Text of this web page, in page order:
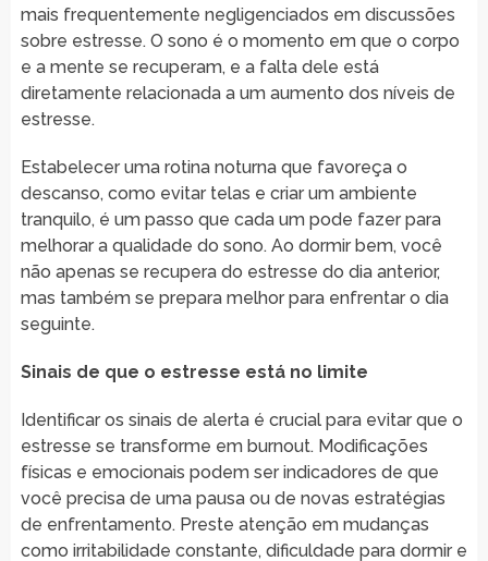
mais frequentemente negligenciados em discussões
sobre estresse. O sono é o momento em que o corpo
e a mente se recuperam, e a falta dele está
diretamente relacionada a um aumento dos níveis de
estresse.
Estabelecer uma rotina noturna que favoreça o
descanso, como evitar telas e criar um ambiente
tranquilo, é um passo que cada um pode fazer para
melhorar a qualidade do sono. Ao dormir bem, você
não apenas se recupera do estresse do dia anterior,
mas também se prepara melhor para enfrentar o dia
seguinte.
Sinais de que o estresse está no limite
Identificar os sinais de alerta é crucial para evitar que o
estresse se transforme em burnout. Modificações
físicas e emocionais podem ser indicadores de que
você precisa de uma pausa ou de novas estratégias
de enfrentamento. Preste atenção em mudanças
como irritabilidade constante, dificuldade para dormir e